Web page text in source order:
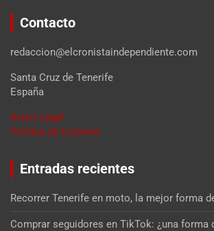
Contacto
redaccion@elcronistaindependiente.com
Santa Cruz de Tenerife
España
Aviso Legal
Política de Cookies
Entradas recientes
Recorrer Tenerife en moto, la mejor forma
Comprar seguidores en TikTok: ¿una forma